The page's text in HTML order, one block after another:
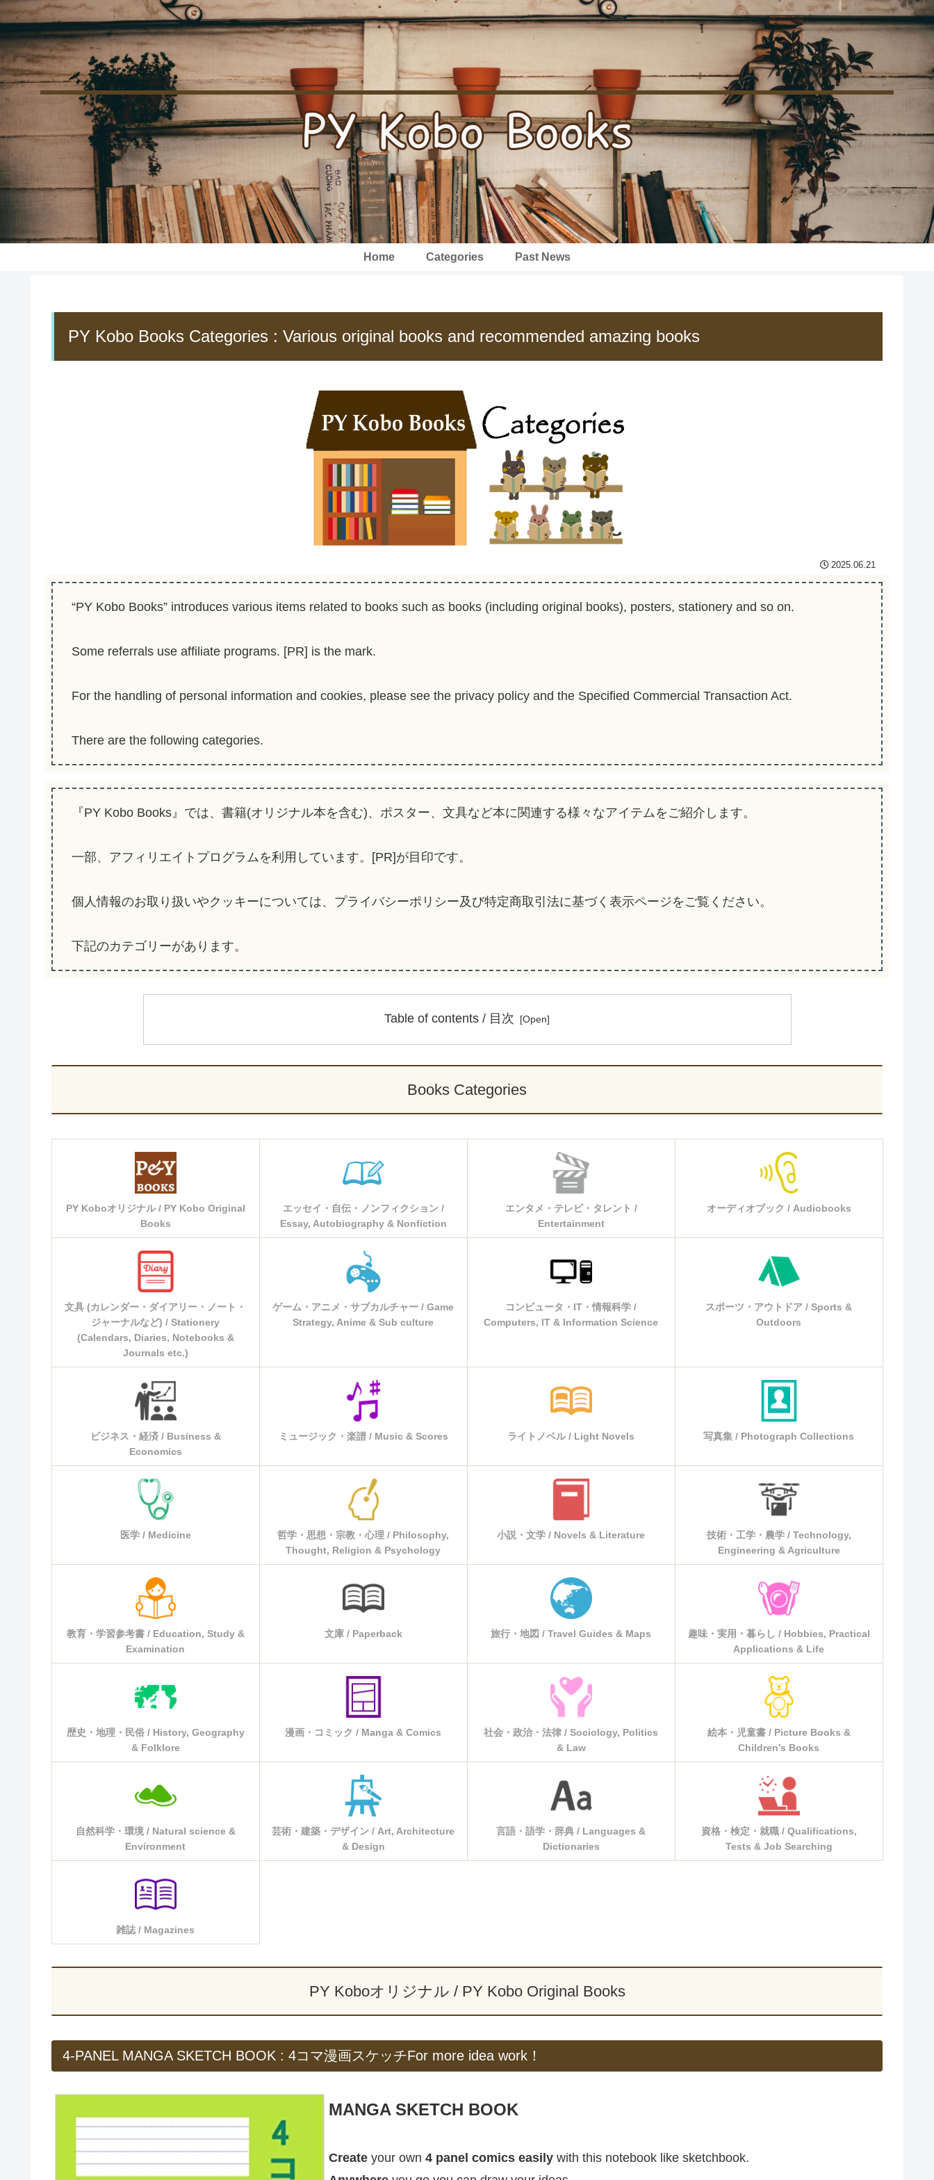
Home Categories Past News
PY Kobo Books Categories : Various original books and recommended amazing books
2025.06.21
“PY Kobo Books” introduces various items related to books such as books (including original books), posters, stationery and so on.
Some referrals use affiliate programs. [PR] is the mark.
For the handling of personal information and cookies, please see the privacy policy and the Specified Commercial Transaction Act.
There are the following categories.
『PY Kobo Books』では、書籍(オリジナル本を含む)、ポスター、文具など本に関連する様々なアイテムをご紹介します。
一部、アフィリエイトプログラムを利用しています。[PR]が目印です。
個人情報のお取り扱いやクッキーについては、プライバシーポリシー及び特定商取引法に基づく表示ページをご覧ください。
下記のカテゴリーがあります。
Table of contents / 目次
Books Categories
PY Koboオリジナル / PY Kobo Original
Books
エッセイ・自伝・ノンフィクション /
Essay, Autobiography & Nonfiction
エンタメ・テレビ・タレント /
Entertainment
オーディオブック / Audiobooks
文具 (カレンダー・ダイアリー・ノート・
ジャーナルなど) / Stationery
(Calendars, Diaries, Notebooks &
Journals etc.)
ゲーム・アニメ・サブカルチャー / Game
Strategy, Anime & Sub culture
コンピュータ・IT・情報科学 /
Computers, IT & Information Science
スポーツ・アウトドア / Sports &
Outdoors
ビジネス・経済 / Business &
Economics
ミュージック・楽譜 / Music & Scores ライトノベル / Light Novels 写真集 / Photograph Collections
医学 / Medicine
哲学・思想・宗教・心理 / Philosophy,
Thought, Religion & Psychology
小説・文学 / Novels & Literature
技術・工学・農学 / Technology,
Engineering & Agriculture
教育・学習参考書 / Education, Study &
Examination
文庫 / Paperback 旅行・地図 / Travel Guides & Maps
趣味・実用・暮らし / Hobbies, Practical
Applications & Life
歴史・地理・民俗 / History, Geography
& Folklore
漫画・コミック / Manga & Comics
社会・政治・法律 / Sociology, Politics
& Law
絵本・児童書 / Picture Books &
Children’s Books
自然科学・環境 / Natural science &
Environment
芸術・建築・デザイン / Art, Architecture
& Design
言語・語学・辞典 / Languages &
Dictionaries
資格・検定・就職 / Qualifications,
Tests & Job Searching
雑誌 / Magazines
PY Koboオリジナル / PY Kobo Original Books
4-PANEL MANGA SKETCH BOOK : 4コマ漫画スケッチFor more idea work！
MANGA SKETCH BOOK
Createyour own 4 panel comics easilywith this notebook like sketchbook.